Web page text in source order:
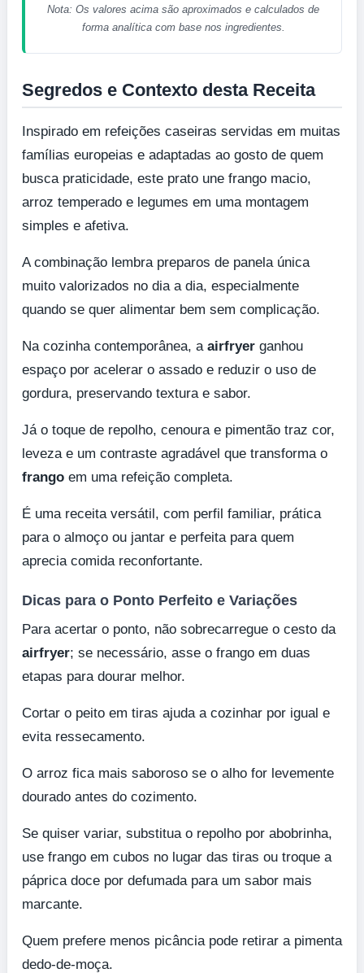
Nota: Os valores acima são aproximados e calculados de
forma analítica com base nos ingredientes.
Segredos e Contexto desta Receita
Inspirado em refeições caseiras servidas em muitas
famílias europeias e adaptadas ao gosto de quem
busca praticidade, este prato une frango macio,
arroz temperado e legumes em uma montagem
simples e afetiva.
A combinação lembra preparos de panela única
muito valorizados no dia a dia, especialmente
quando se quer alimentar bem sem complicação.
Na cozinha contemporânea, a airfryer ganhou
espaço por acelerar o assado e reduzir o uso de
gordura, preservando textura e sabor.
Já o toque de repolho, cenoura e pimentão traz cor,
leveza e um contraste agradável que transforma o
frango em uma refeição completa.
É uma receita versátil, com perfil familiar, prática
para o almoço ou jantar e perfeita para quem
aprecia comida reconfortante.
Dicas para o Ponto Perfeito e Variações
Para acertar o ponto, não sobrecarregue o cesto da
airfryer; se necessário, asse o frango em duas
etapas para dourar melhor.
Cortar o peito em tiras ajuda a cozinhar por igual e
evita ressecamento.
O arroz fica mais saboroso se o alho for levemente
dourado antes do cozimento.
Se quiser variar, substitua o repolho por abobrinha,
use frango em cubos no lugar das tiras ou troque a
páprica doce por defumada para um sabor mais
marcante.
Quem prefere menos picância pode retirar a pimenta
dedo-de-moça.